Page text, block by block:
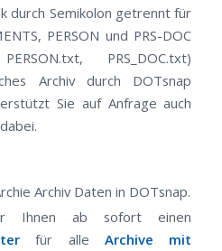
durch Semikolon getrennt für
PERSON und PRS-DOC
PRS_DOC.txt)
Archiv durch DOTsnap
Sie auf Anfrage auch
Archiv Daten in DOTsnap.
Ihnen ab sofort einen
für alleArchive mit